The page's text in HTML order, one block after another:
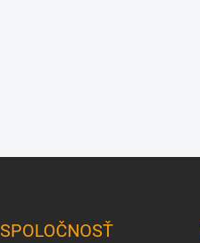
SPOLOČNOSŤ